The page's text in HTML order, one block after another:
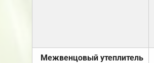
Межвенцовый утеплитель